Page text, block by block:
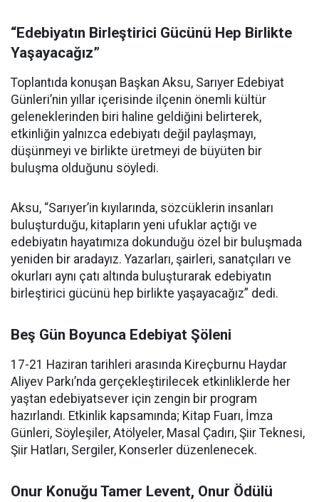
“Edebiyatın Birleştirici Gücünü Hep Birlikte
Yaşayacağız”
Toplantıda konuşan Başkan Aksu, Sarıyer Edebiyat
Günleri’nin yıllar içerisinde ilçenin önemli kültür
geleneklerinden biri haline geldiğini belirterek,
etkinliğin yalnızca edebiyatı değil paylaşmayı,
düşünmeyi ve birlikte üretmeyi de büyüten bir
buluşma olduğunu söyledi.
Aksu, “Sarıyer’in kıyılarında, sözcüklerin insanları
buluşturduğu, kitapların yeni ufuklar açtığı ve
edebiyatın hayatımıza dokunduğu özel bir buluşmada
yeniden bir aradayız. Yazarları, şairleri, sanatçıları ve
okurları aynı çatı altında buluşturarak edebiyatın
birleştirici gücünü hep birlikte yaşayacağız” dedi.
Beş Gün Boyunca Edebiyat Şöleni
17-21 Haziran tarihleri arasında Kireçburnu Haydar
Aliyev Parkı’nda gerçekleştirilecek etkinliklerde her
yaştan edebiyatsever için zengin bir program
hazırlandı. Etkinlik kapsamında; Kitap Fuarı, İmza
Günleri, Söyleşiler, Atölyeler, Masal Çadırı, Şiir Teknesi,
Şiir Hatları, Sergiler, Konserler düzenlenecek.
Onur Konuğu Tamer Levent, Onur Ödülü